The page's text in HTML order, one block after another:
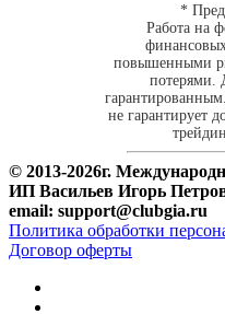
*
Работа на
повышенными
потерями.
не гарантирует
© 2013-2026г.
ИП Васильев Игорь
email: support@clubgia.ru
Политика обработки
Договор оферты